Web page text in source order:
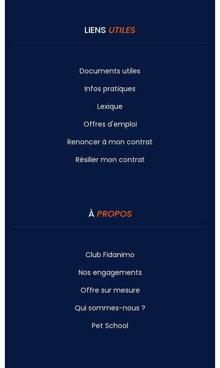
LIENS UTILES
Documents utiles
Infos pratiques
Lexique
Offres d'emploi
Renoncer à mon contrat
Résilier mon contrat
À PROPOS
Club Fidanimo
Nos engagements
Offre sur mesure
Qui sommes-nous ?
Pet School